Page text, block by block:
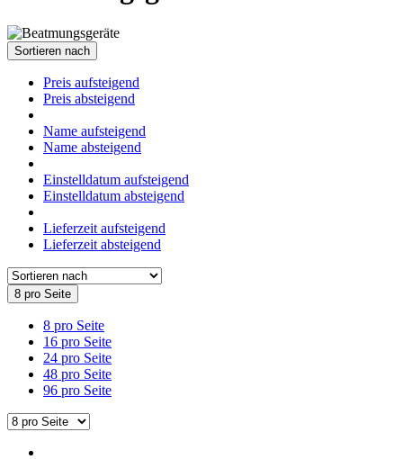
Sortieren nach
Preis aufsteigend
Preis absteigend
Name aufsteigend
Name absteigend
Einstelldatum aufsteigend
Einstelldatum absteigend
Lieferzeit aufsteigend
Lieferzeit absteigend
8 pro Seite
8 pro Seite
16 pro Seite
24 pro Seite
48 pro Seite
96 pro Seite